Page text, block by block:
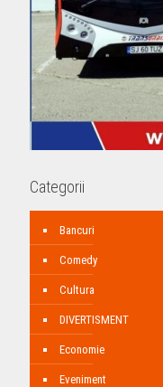
Categorii
Bancuri
Comedy
Cultura
DIVERTISMENT
Economie
Eveniment